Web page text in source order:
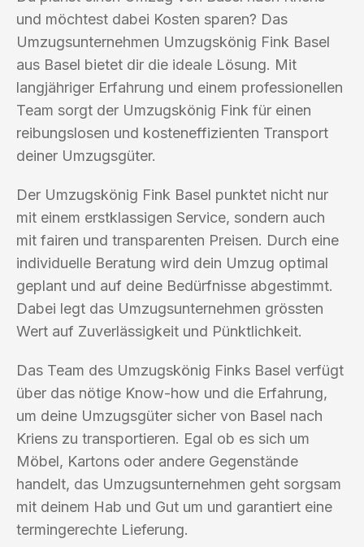
und möchtest dabei Kosten sparen? Das
Umzugsunternehmen Umzugskönig Fink Basel
aus Basel bietet dir die ideale Lösung. Mit
langjähriger Erfahrung und einem professionellen
Team sorgt der Umzugskönig Fink für einen
reibungslosen und kosteneffizienten Transport
deiner Umzugsgüter.
Der Umzugskönig Fink Basel punktet nicht nur
mit einem erstklassigen Service, sondern auch
mit fairen und transparenten Preisen. Durch eine
individuelle Beratung wird dein Umzug optimal
geplant und auf deine Bedürfnisse abgestimmt.
Dabei legt das Umzugsunternehmen grössten
Wert auf Zuverlässigkeit und Pünktlichkeit.
Das Team des Umzugskönig Finks Basel verfügt
über das nötige Know-how und die Erfahrung,
um deine Umzugsgüter sicher von Basel nach
Kriens zu transportieren. Egal ob es sich um
Möbel, Kartons oder andere Gegenstände
handelt, das Umzugsunternehmen geht sorgsam
mit deinem Hab und Gut um und garantiert eine
termingerechte Lieferung.